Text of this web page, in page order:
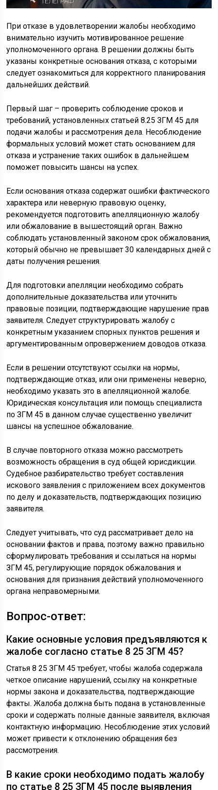
При отказе в удовлетворении жалобы необходимо
внимательно изучить мотивированное решение
уполномоченного органа. В решении должны быть
указаны конкретные основания отказа, с которыми
следует ознакомиться для корректного планирования
дальнейших действий.
Первый шаг – проверить соблюдение сроков и
требований, установленных статьей 8.25 ЗГМ 45 для
подачи жалобы и рассмотрения дела. Несоблюдение
формальных условий может стать основанием для
отказа и устранение таких ошибок в дальнейшем
поможет повысить шансы на успех.
Если основания отказа содержат ошибки фактического
характера или неверную правовую оценку,
рекомендуется подготовить апелляционную жалобу
или обжалование в вышестоящий орган. Важно
соблюдать установленный законом срок обжалования,
который обычно не превышает 30 календарных дней с
даты получения решения.
Для подготовки апелляции необходимо собрать
дополнительные доказательства или уточнить
правовые позиции, подтверждающие нарушение прав
заявителя. Следует структурировать жалобу с
конкретным указанием спорных пунктов решения и
аргументированным опровержением доводов отказа.
Если в решении отсутствуют ссылки на нормы,
подтверждающие отказ, или они применены неверно,
необходимо указать это в апелляционной жалобе.
Юридическая консультация или помощь специалиста
по ЗГМ 45 в данном случае существенно увеличит
шансы на успешное обжалование.
В случае повторного отказа можно рассмотреть
возможность обращения в суд общей юрисдикции.
Судебное разбирательство требует составления
искового заявления с приложением всех документов
по делу и доказательств, подтверждающих позицию
заявителя.
Следует учитывать, что суд рассматривает дело на
основании фактов и права, поэтому важно правильно
сформулировать требования и ссылаться на нормы
ЗГМ 45, регулирующие порядок обжалования и
основания для признания действий уполномоченного
органа неправомерными.
Вопрос-ответ:
Какие основные условия предъявляются к
жалобе согласно статье 8 25 ЗГМ 45?
Статья 8 25 ЗГМ 45 требует, чтобы жалоба содержала
четкое описание нарушений, ссылку на конкретные
нормы закона и доказательства, подтверждающие
факты. Жалоба должна быть подана в установленные
сроки и содержать полные данные заявителя, включая
контактную информацию. Несоблюдение этих условий
может привести к отклонению обращения без
рассмотрения.
В какие сроки необходимо подать жалобу
по статье 8 25 ЗГМ 45 после выявления